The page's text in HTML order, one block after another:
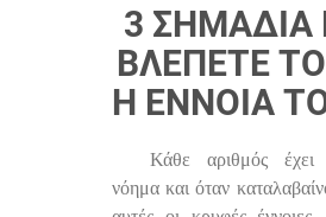
3 ΣΗΜΆΔΙΑ
ΒΛΈΠΕΤΕ
Η ΈΝΝΟΙΑ
Κάθε αριθμός
νόημα και όταν